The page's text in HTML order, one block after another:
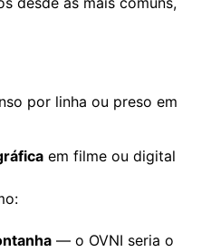
por linha ou preso em
em filme ou digital
— o OVNI seria o